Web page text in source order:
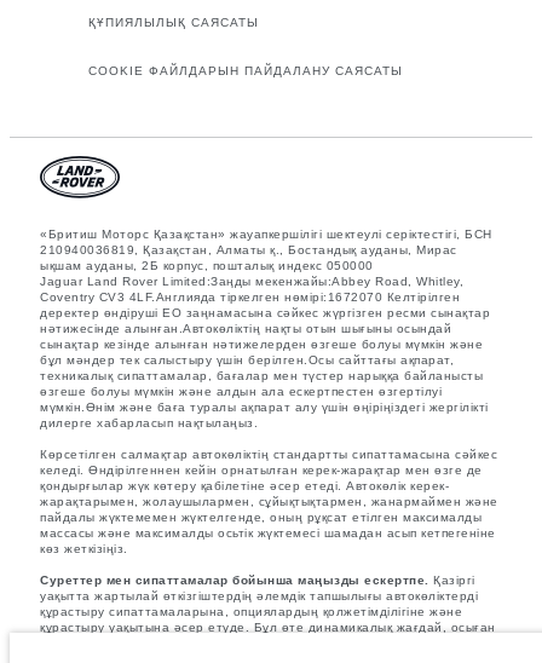
ҚҰПИЯЛЫЛЫҚ САЯСАТЫ
COOKIE ФАЙЛДАРЫН ПАЙДАЛАНУ САЯСАТЫ
«Бритиш Моторс Қазақстан» жауапкершілігі шектеулі серіктестігі, БСН
210940036819, Қазақстан, Алматы қ., Бостандық ауданы, Мирас
ықшам ауданы, 2Б корпус, пошталық индекс 050000
Jaguar Land Rover Limited:Заңды мекенжайы:Abbey Road, Whitley,
Coventry CV3 4LF.Англияда тіркелген нөмірі:1672070 Келтірілген
деректер өндіруші ЕО заңнамасына сәйкес жүргізген ресми сынақтар
нәтижесінде алынған.Автокөліктің нақты отын шығыны осындай
сынақтар кезінде алынған нәтижелерден өзгеше болуы мүмкін және
бұл мәндер тек салыстыру үшін берілген.Осы сайттағы ақпарат,
техникалық сипаттамалар, бағалар мен түстер нарыққа байланысты
өзгеше болуы мүмкін және алдын ала ескертпестен өзгертілуі
мүмкін.Өнім және баға туралы ақпарат алу үшін өңіріңіздегі жергілікті
дилерге хабарласып нақтылаңыз.
Көрсетілген салмақтар автокөліктің стандартты сипаттамасына сәйкес
келеді. Өндірілгеннен кейін орнатылған керек-жарақтар мен өзге де
қондырғылар жүк көтеру қабілетіне әсер етеді. Автокөлік керек-
жарақтарымен, жолаушылармен, сұйықтықтармен, жанармаймен және
пайдалы жүктемемен жүктелгенде, оның рұқсат етілген максималды
массасы және максималды осьтік жүктемесі шамадан асып кетпегеніне
көз жеткізіңіз.
Суреттер мен сипаттамалар бойынша маңызды ескертпе.
Қазіргі
уақытта жартылай өткізгіштердің әлемдік тапшылығы автокөліктерді
құрастыру сипаттамаларына, опциялардың қолжетімділігіне және
құрастыру уақытына әсер етуде. Бұл өте динамикалық жағдай, осыған